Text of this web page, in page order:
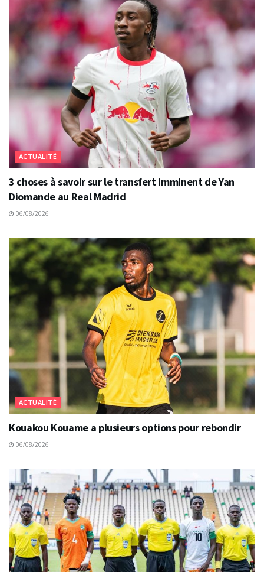
ACTUALITÉ
3 choses à savoir sur le transfert imminent de Yan
Diomande au Real Madrid
06/08/2026
ACTUALITÉ
Kouakou Kouame a plusieurs options pour rebondir
06/08/2026